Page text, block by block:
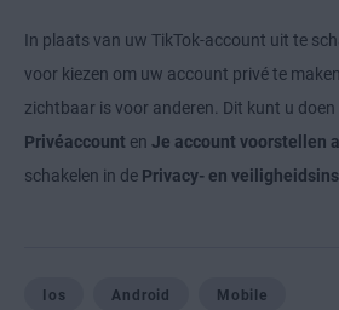
In plaats van uw TikTok-account uit te
voor kiezen om uw account privé te
zichtbaar is voor anderen. Dit kunt u
Privéaccount en Je account voorstellen
schakelen in de Privacy- en
Ios Android Mobile